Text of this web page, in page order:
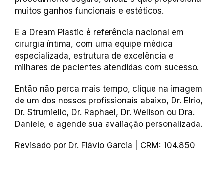
muitos ganhos funcionais e estéticos.
E a Dream Plastic é referência nacional em
cirurgia íntima, com uma equipe médica
especializada, estrutura de excelência e
milhares de pacientes atendidas com sucesso.
Então não perca mais tempo, clique na imagem
de um dos nossos profissionais abaixo, Dr. Elrio,
Dr. Strumiello, Dr. Raphael, Dr. Welison ou Dra.
Daniele, e agende sua avaliação personalizada.
Revisado por Dr. Flávio Garcia | CRM: 104.850